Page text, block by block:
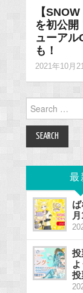
【
を初公開
ューアル
も！
2021年10月
Search
for:
最
投
投